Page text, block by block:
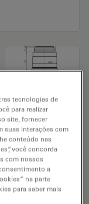
tecnologias de
para realizar
site, fornecer
suas interações com
conteúdo nas
você concorda
com nossos
a
na parte
para saber mais